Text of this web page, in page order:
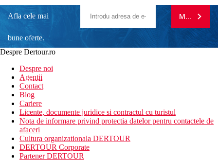
Afla cele mai
bune oferte.
newsletter!
MA
Despre Dertour.ro
Despre noi
Agentii
Contact
Blog
Cariere
Licente, documente juridice si contractul cu turistul
Nota de informare privind protectia datelor pentru contactele de
afaceri
Cultura organizationala DERTOUR
DERTOUR Corporate
Partener DERTOUR